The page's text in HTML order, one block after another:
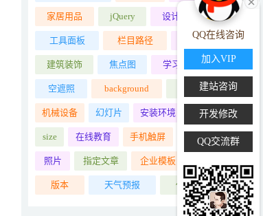
家居用品 jQuery 设计入门教程
工具面板 栏目路径 dedems
建筑装饰 焦点图 学习交互设计
空遮照 background 用法示范
机械设备 幻灯片 安装环境 马赛克
size 在线教育 手机触屏 基本结构
照片 指定文章 企业模板
版本 天气预报 仪器设备
QQ在线咨询
加入VIP
建站咨询
开发修改
QQ交流群